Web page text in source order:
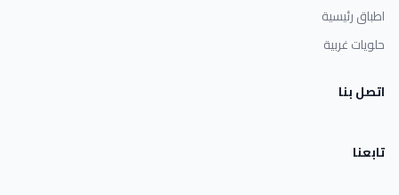
اطباق رئيسية
حلويات غربية
اتصل بنا
تابعنا